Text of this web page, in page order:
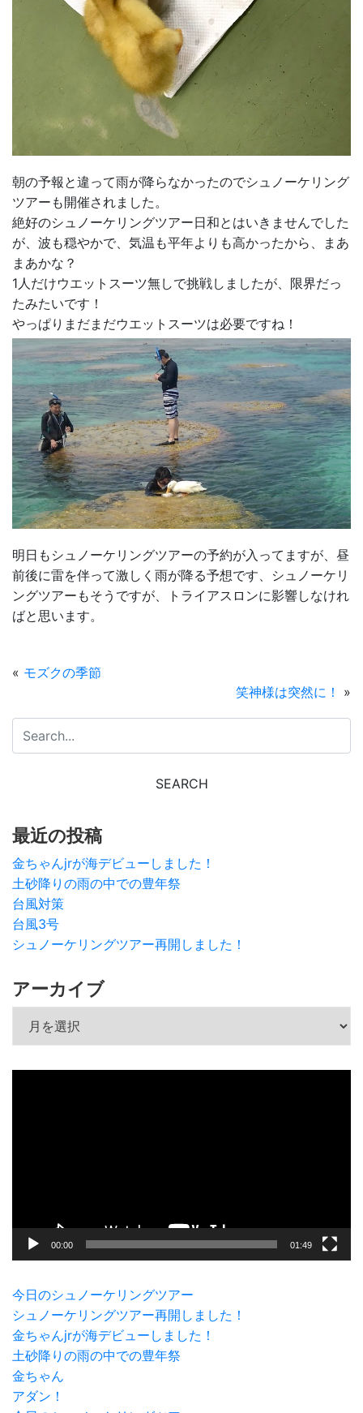
朝の予報と違って雨が降らなかったのでシュノーケリング
ツアーも開催されました。
絶好のシュノーケリングツアー日和とはいきませんでした
が、波も穏やかで、気温も平年よりも高かったから、まあ
まあかな？
1人だけウエットスーツ無しで挑戦しましたが、限界だっ
たみたいです！
やっぱりまだまだウエットスーツは必要ですね！
明日もシュノーケリングツアーの予約が入ってますが、昼
前後に雷を伴って激しく雨が降る予想です、シュノーケリ
ングツアーもそうですが、トライアスロンに影響しなけれ
ばと思います。
« モズクの季節
笑神様は突然に！
»
最近の投稿
金ちゃんjrが海デビューしました！
土砂降りの雨の中での豊年祭
台風対策
台風3号
シュノーケリングツアー再開しました！
アーカイブ
00:00 01:49
今日のシュノーケリングツアー
シュノーケリングツアー再開しました！
金ちゃんjrが海デビューしました！
土砂降りの雨の中での豊年祭
金ちゃん
アダン！